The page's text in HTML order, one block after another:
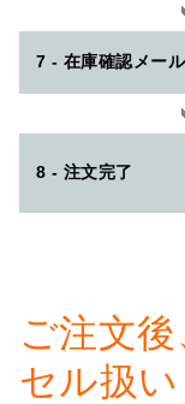
7 - 在庫確認メール
8 - 注文完了
ご注文
セル扱